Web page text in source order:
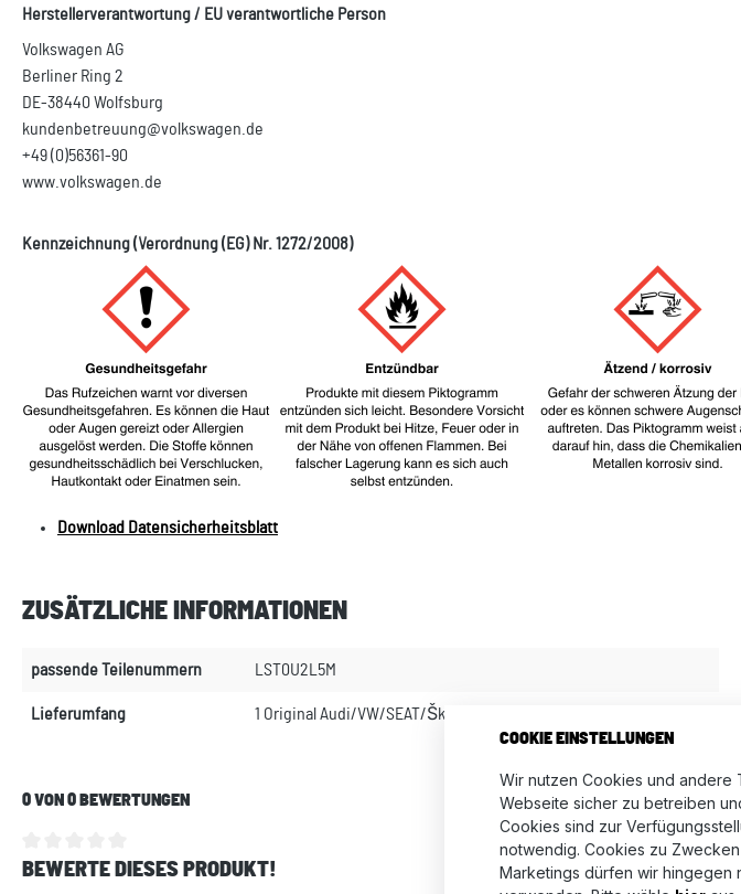
Herstellerverantwortung / EU verantwortliche Person
Volkswagen AG
Berliner Ring 2
DE-38440 Wolfsburg
kundenbetreuung@volkswagen.de
+49 (0)56361-90
www.volkswagen.de
Kennzeichnung (Verordnung (EG) Nr. 1272/2008)
Download Datensicherheitsblatt
ZUSÄTZLICHE INFORMATIONEN
passende Teilenummern LST0U2L5M
Lieferumfang 1 Original Audi/VW/SEAT/Škoda Lackstiftset indienblau
0 VON 0 BEWERTUNGEN
Durchschnittliche Bewertung von 0 von 5 Sternen
BEWERTE DIESES PRODUKT!
Bewertungen nur in der
COOKIE EINSTELLUNGEN
Wir nutzen Cookies und andere
Webseite sicher zu betreiben
Cookies sind zur
notwendig. Cookies zu
Marketings dürfen wir hingegen